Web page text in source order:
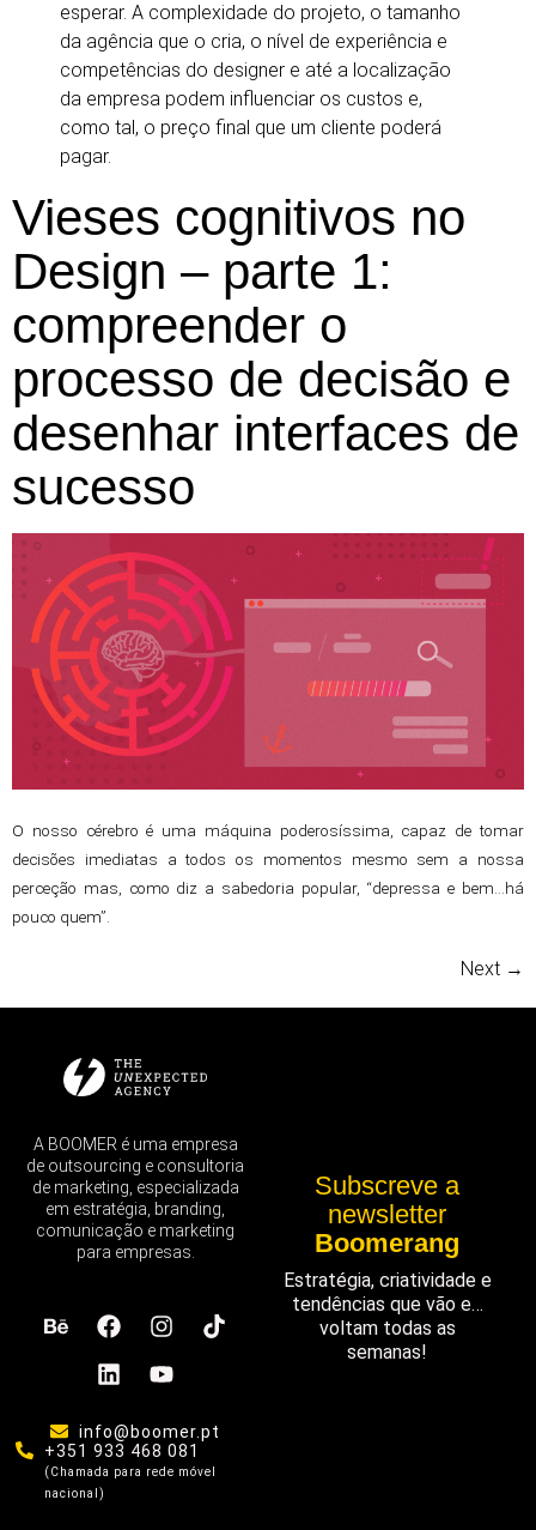
esperar. A complexidade do projeto, o tamanho
da agência que o cria, o nível de experiência e
competências do designer e até a localização
da empresa podem influenciar os custos e,
como tal, o preço final que um cliente poderá
pagar.
Vieses cognitivos no
Design – parte 1:
compreender o
processo de decisão e
desenhar interfaces de
sucesso
O nosso cérebro é uma máquina poderosíssima, capaz de tomar
decisões imediatas a todos os momentos mesmo sem a nossa
perceção mas, como diz a sabedoria popular, “depressa e bem…há
pouco quem”.
Next →
A BOOMER é uma empresa
de outsourcing e consultoria
de marketing, especializada
em estratégia, branding,
comunicação e marketing
para empresas.
info@boomer.pt
+351 933 468 081
(Chamada para rede móvel
nacional)
Subscreve a
newsletter
Boomerang
Estratégia, criatividade e
tendências que vão e…
voltam todas as
semanas!